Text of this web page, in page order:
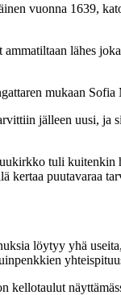
vuonna 1639,
lähes
mukaan
jälleen uusi, ja
tuli kuitenkin
kertaa puutavaraa
löytyy yhä
kellotaulut